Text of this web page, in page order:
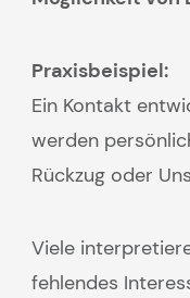
Praxisbeispiel:
Ein Kontakt
werden
Rückzug oder
Viele
fehlendes